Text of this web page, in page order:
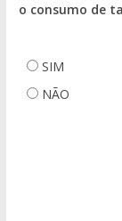
o consumo de
SIM
NÃO